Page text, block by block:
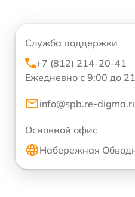
Служба поддержки
+7 (812) 214-20-41
Ежедневно с 9:00 до
info@spb.re-
Основной офис
Набережная